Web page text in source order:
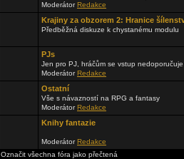
ModerátorRedakce
Krajiny za obzorem 2: Hranice
Předběžná diskuze k chystanému modulu
PJs
Jen pro PJ, hráčům se vstup nedoporučuje
ModerátorRedakce
Ostatní
Vše s návazností na RPG a fantasy
ModerátorRedakce
Knihy fantazie
ModerátorRedakce
Označit všechna fóra jako přečtená